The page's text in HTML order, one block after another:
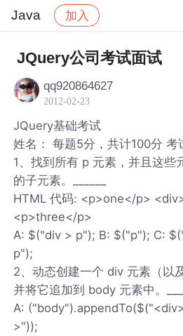
Java 加入
社区 Java 帖子详情
JQuery公司考试面试
qq920864627
2012-02-23
JQuery基础考试
姓名： 每题5分，共计100分 考
1、找到所有 p 元素，并且这些
的子元素。______
HTML 代码: <p>one</p>
<p>three</p>
A: $("div > p"); B: $("p"); C:
p");
2、动态创建一个 div 元素（以
并将它追加到 body 元素中。
A:
>"));